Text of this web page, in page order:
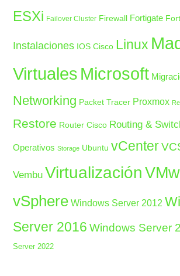
ESXi Failover Cluster Firewall Fortigate
Instalaciones IOS Cisco Linux
Virtuales Microsoft
Networking Packet Tracer Proxmox
Restore Router Cisco Routing &
Operativos Storage Ubuntu vCenter
Vembu Virtualización
vSphere Windows Server 2012
Server 2016 Windows Server
Server 2022